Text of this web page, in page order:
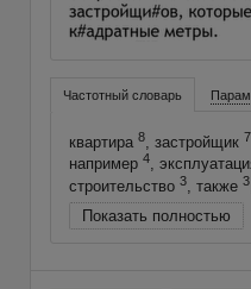
Частотный словарь
квартира 8, застройщик 7
например 4,
строительство 3, также 3
Показать полностью